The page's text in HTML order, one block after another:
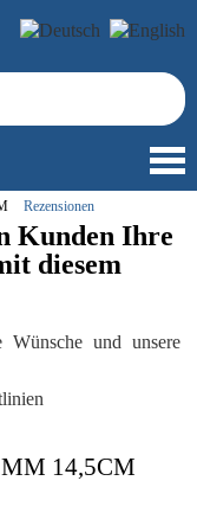
Rezensionen
Kunden Ihre
diesem
und unsere
14,5CM